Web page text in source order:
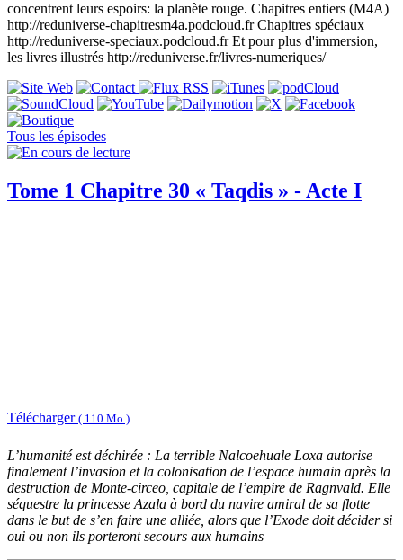
concentrent leurs espoirs: la planète rouge. Chapitres entiers (M4A)
http://reduniverse-chapitresm4a.podcloud.fr Chapitres spéciaux
http://reduniverse-speciaux.podcloud.fr Et pour plus d'immersion,
les livres illustrés http://reduniverse.fr/livres-numeriques/
Tous les épisodes
Tome 1 Chapitre 30 « Taqdis » - Acte I
Télécharger ( 110 Mo )
L’humanité est déchirée : La terrible Nalcoehuale Loxa autorise
finalement l’invasion et la colonisation de l’espace humain après la
destruction de Monte-circeo, capitale de l’empire de Ragnvald. Elle
séquestre la princesse Azala à bord du navire amiral de sa flotte
dans le but de s’en faire une alliée, alors que l’Exode doit décider si
oui ou non ils porteront secours aux humains